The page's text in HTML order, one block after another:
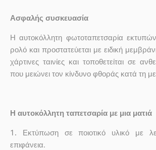
Ασφαλής συσκευασία
Η αυτοκόλλητη φωτοταπετσαρία
ρολό και προστατεύεται με ειδική
χάρτινες ταινίες και τοποθετείται σε
που μειώνει τον κίνδυνο φθοράς κατά τη
Η αυτοκόλλητη ταπετσαρία με μια ματιά
1. Εκτύπωση σε ποιοτικό υλικό με
επιφάνεια.